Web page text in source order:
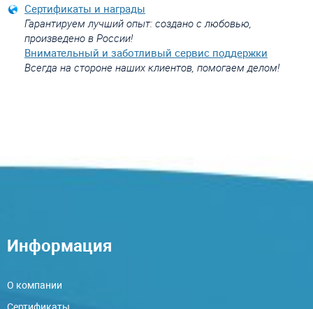
Сертификаты и награды
Гарантируем лучший опыт: создано с любовью,
произведено в России!
Внимательный и заботливый сервис поддержки
Всегда на стороне наших клиентов, помогаем делом!
Информация
О компании